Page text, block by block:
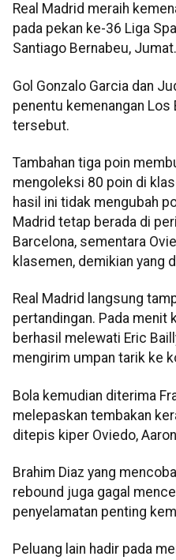
Real Madrid meraih
pada pekan ke-36 Liga
Santiago Bernabeu, Jumat.
Gol Gonzalo Garcia dan
penentu kemenangan Los
tersebut.
Tambahan tiga poin
mengoleksi 80 poin di
hasil ini tidak mengubah
Madrid tetap berada di
Barcelona, sementara
klasemen, demikian yang
Real Madrid langsung
pertandingan. Pada menit
berhasil melewati Eric
mengirim umpan tarik ke
Bola kemudian diterima
melepaskan tembakan
ditepis kiper Oviedo,
Brahim Diaz yang
rebound juga gagal
penyelamatan penting
Peluang lain hadir pada